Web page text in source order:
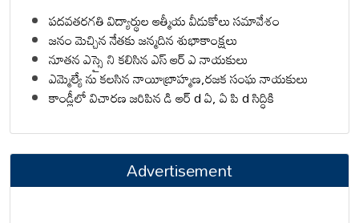
పదవతరగతి విద్యార్థుల ఆత్మీయ వీడుకోలు సమావేశం
జనం మెచ్చిన నేతకు జన్మదిన శుభాకాంక్షలు
నూతన ఎస్సై ని కలిసిన ఎస్ ఆర్ ఎ నాయకులు
ఎమ్మెల్యే ను కలసిన నాయీబ్రాహ్మణ,రజక సంఘ నాయకులు
కాండ్లీలో విచారణ జరిపిన డి ఆర్ d ఏ, ఏ పి d సిద్ధికి
Advertisement